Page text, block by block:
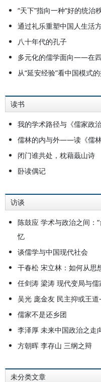
“天下”指向一种“好的统治
通过礼乐重塑中国人生活
八十年代的孔子
多元化的儒学面向——在四
从“延安经验”看中国模式
读书
我的学术路径与《儒家政
儒林的内与外——读《儒
闭门谁共处，枕藉蕺山诗
卧读偶记
访谈
陈鼓应 学术与政治之间
忆
谈儒学与中国现代社会
干春松 宋立林：如何从思
任剑涛 梁涛 现代变局与儒
吴光 庞金友 民主抑或王
儒家不是还乡团
李泽厚 未来中国政治之走
方朝晖 李存山 三纲之辩
未分类文章